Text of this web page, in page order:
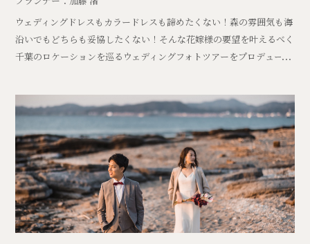
ウェディングドレスもカラードレスも諦めたくない！森の雰囲気も海
沿いでもどちらも妥協したくない！そんな花嫁様の要望を叶えるべく
千葉のロケーションを巡るウェディングフォトツアーをプロデュース
たりらしさを最大限に活かせるよう 一切妥協することなく、とこと
ん、こだわりプロデュースを致しました。